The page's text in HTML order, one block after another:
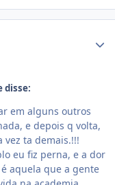
disse:
em alguns outros
e depois q volta,
ta demais.!!!
eu fiz perna, e a dor
aquela que a gente